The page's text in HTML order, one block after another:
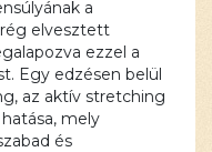
a
rég elvesztett
ezzel a
Egy edzésen belül
az aktív stretching
mely
és